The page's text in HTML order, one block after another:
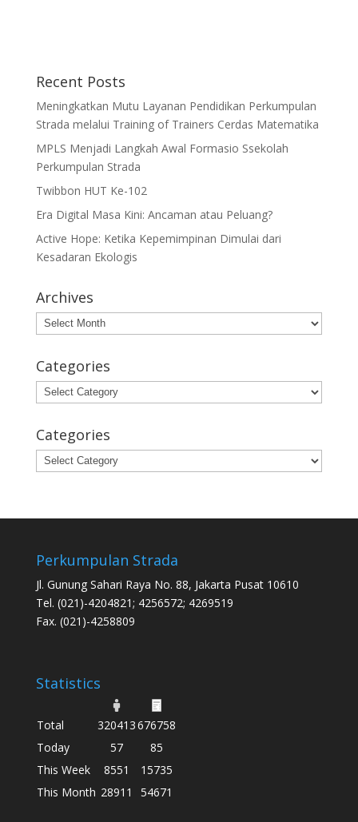
Recent Posts
Meningkatkan Mutu Layanan Pendidikan Perkumpulan
Strada melalui Training of Trainers Cerdas Matematika
MPLS Menjadi Langkah Awal Formasio Ssekolah
Perkumpulan Strada
Twibbon HUT Ke-102
Era Digital Masa Kini: Ancaman atau Peluang?
Active Hope: Ketika Kepemimpinan Dimulai dari
Kesadaran Ekologis
Archives
Archives
Categories
Categories
Categories
Categories
Perkumpulan Strada
Jl. Gunung Sahari Raya No. 88, Jakarta Pusat 10610
Tel. (021)-4204821; 4256572; 4269519
Fax. (021)-4258809
Statistics
Total 320413676758
Today
57
85
This Week
8551
15735
This Month 28911 54671